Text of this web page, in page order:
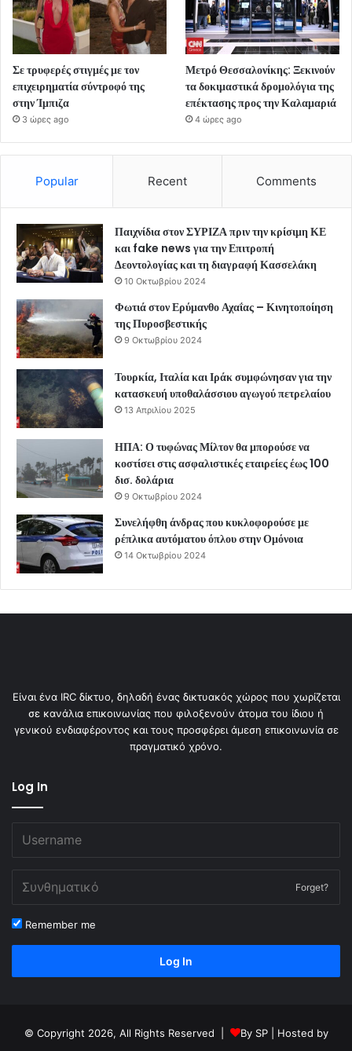
Σε τρυφερές στιγμές με τον
επιχειρηματία σύντροφό της
στην Ίμπιζα
3 ώρες ago
Μετρό Θεσσαλονίκης: Ξεκινούν
τα δοκιμαστικά δρομολόγια της
επέκτασης προς την Καλαμαριά
4 ώρες ago
Popular Recent Comments
Παιχνίδια στον ΣΥΡΙΖΑ πριν την κρίσιμη ΚΕ
και fake news για την Επιτροπή
Δεοντολογίας και τη διαγραφή Κασσελάκη
10 Οκτωβρίου 2024
Φωτιά στον Ερύμανθο Αχαΐας – Κινητοποίηση
της Πυροσβεστικής
9 Οκτωβρίου 2024
Τουρκία, Ιταλία και Ιράκ συμφώνησαν για την
κατασκευή υποθαλάσσιου αγωγού πετρελαίου
13 Απριλίου 2025
ΗΠΑ: Ο τυφώνας Μίλτον θα μπορούσε να
κοστίσει στις ασφαλιστικές εταιρείες έως 100
δισ. δολάρια
9 Οκτωβρίου 2024
Συνελήφθη άνδρας που κυκλοφορούσε με
ρέπλικα αυτόματου όπλου στην Ομόνοια
14 Οκτωβρίου 2024
Είναι ένα IRC δίκτυο, δηλαδή ένας δικτυακός χώρος που χωρίζεται
σε κανάλια επικοινωνίας που φιλοξενούν άτομα του ίδιου ή
γενικού ενδιαφέροντος και τους προσφέρει άμεση επικοινωνία σε
πραγματικό χρόνο.
Log In
Forget?
Remember me
Log In
© Copyright 2026, All Rights Reserved | By SP| Hosted by